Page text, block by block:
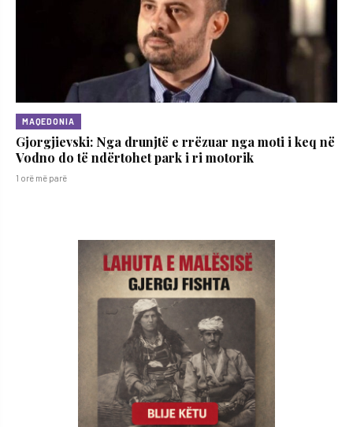
MAQEDONIA
Gjorgjievski: Nga drunjtë e rrëzuar nga moti i keq në
Vodno do të ndërtohet park i ri motorik
1 orë më parë